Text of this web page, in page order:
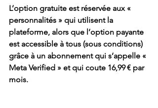
L’option gratuite est réservée aux «
personnalités » qui utilisent la
plateforme, alors que l’option payante
est accessible à tous (sous conditions)
grâce à un abonnement qui s’appelle «
Meta Verified » et qui coute 16,99 € par
mois.